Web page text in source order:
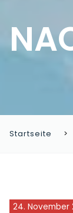
Startseite
24. November